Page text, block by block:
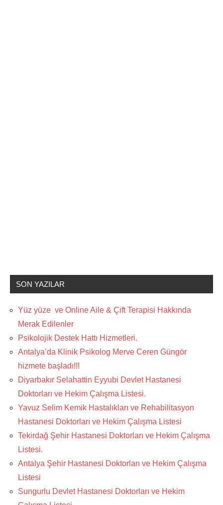
SON YAZILAR
Yüz yüze ve Online Aile & Çift Terapisi Hakkında
Merak Edilenler
Psikolojik Destek Hattı Hizmetleri.
Antalya’da Klinik Psikolog Merve Ceren Güngör
hizmete başladı!!!
Diyarbakır Selahattin Eyyubi Devlet Hastanesi
Doktorları ve Hekim Çalışma Listesi.
Yavuz Selim Kemik Hastalıkları ve Rehabilitasyon
Hastanesi Doktorları ve Hekim Çalışma Listesi
Tekirdağ Şehir Hastanesi Doktorları ve Hekim Çalışma
Listesi.
Antalya Şehir Hastanesi Doktorları ve Hekim Çalışma
Listesi
Sungurlu Devlet Hastanesi Doktorları ve Hekim